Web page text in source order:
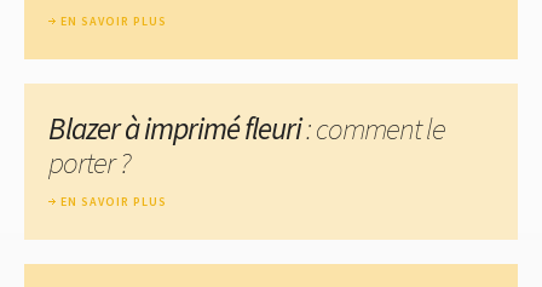
EN SAVOIR PLUS
Blazer à imprimé fleuri: comment le
porter ?
EN SAVOIR PLUS